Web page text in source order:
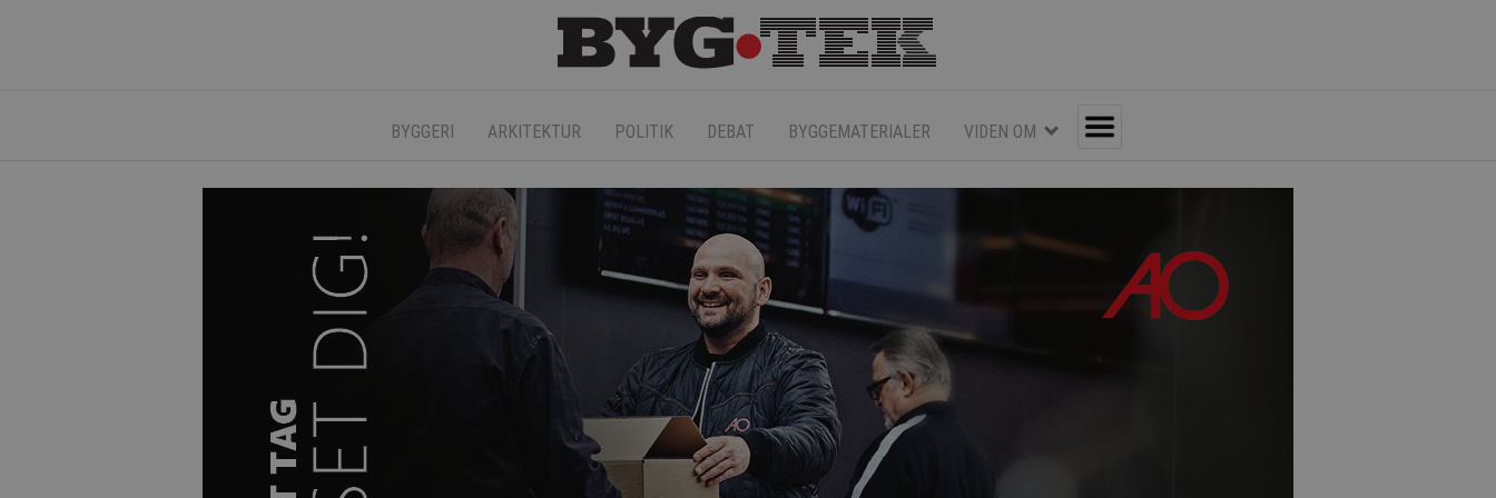
BYGGERI ARKITEKTUR POLITIK DEBAT BYGGEMATERIALER VIDEN OM